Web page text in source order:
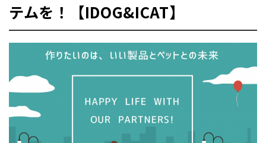
テムを！【IDOG&ICAT】